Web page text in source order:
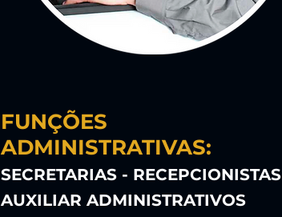
FUNÇÕES
ADMINISTRATIVAS:
SECRETARIAS - RECEPCIONISTAS
AUXILIAR ADMINISTRATIVOS